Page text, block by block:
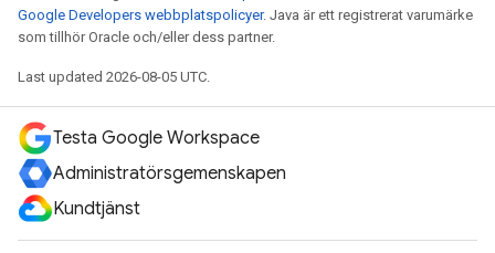
Google Developers webbplatspolicyer. Java är ett registrerat varumärke
som tillhör Oracle och/eller dess partner.
Last updated 2026-08-05 UTC.
Testa Google Workspace
Administratörsgemenskapen
Kundtjänst